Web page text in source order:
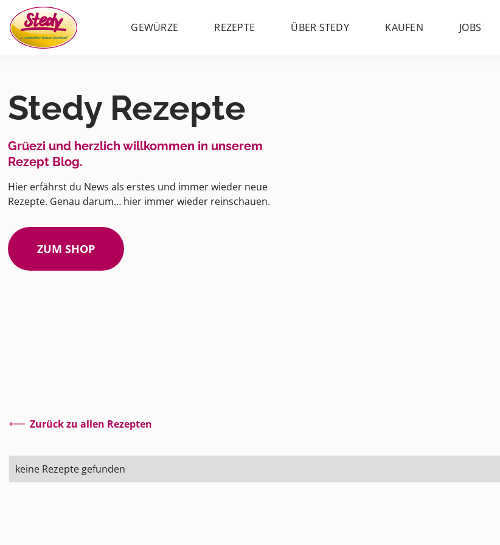
GEWÜRZE REZEPTE ÜBER STEDY KAUFEN JOBS
Stedy Rezepte
Grüezi und herzlich willkommen in unserem
Rezept Blog.
Hier erfährst du News als erstes und immer wieder neue
Rezepte. Genau darum… hier immer wieder reinschauen.
ZUM SHOP
Zurück zu allen Rezepten
keine Rezepte gefunden